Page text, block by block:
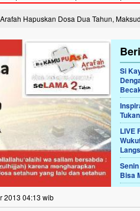
Hapuskan Dosa Dua Tahun,
Si
LIVE
Bisa
2013 04:13 wib
Balita Hebat Sembuh Dari
Darah
dipenuhi dengan
sangat berat. Meskipun baru
bulan, bayi yang imut ini harus
yang dahsyat, yaitu tumor
berukuran...
Nasib